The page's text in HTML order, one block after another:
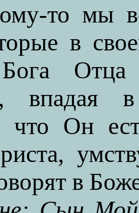
то мы
в
Бога
впадая
что Он
в